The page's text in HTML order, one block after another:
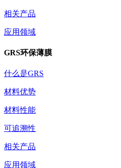
相关产品
应用领域
GRS环保薄膜
什么是GRS
材料优势
材料性能
可追溯性
相关产品
应用领域